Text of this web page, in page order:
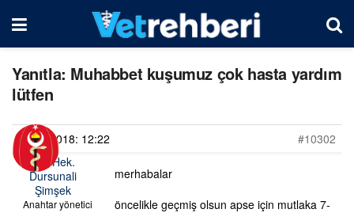
Yanıtla: Muhabbet kuşumuz çok hasta yardım
lütfen
12/03/2018: 12:22
#10302
Vet. Hek.
Dursunali
Şimşek
Anahtar yönetici
merhabalar
öncelikle geçmiş olsun apse için mutlaka 7-